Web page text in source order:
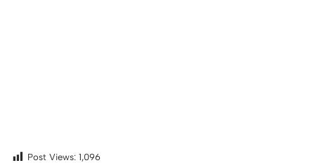
Post Views: 1,096